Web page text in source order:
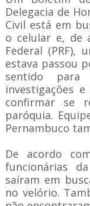
Delegacia de
Civil está em
o celular e, de
Federal (PRF),
estava passou
sentido
investigações
confirmar se
paróquia.
Pernambuco
De acordo
funcionárias
saíram em
no velório.